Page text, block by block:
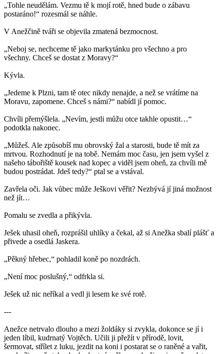
„Tohle neudělám. Vezmu tě k mojí rotě, hned bude o zábavu
postaráno!“ rozesmál se náhle.
V Anežčině tváři se objevila zmatená bezmocnost.
„Neboj se, nechceme tě jako markytánku pro všechno a pro
všechny. Chceš se dostat z Moravy?“
Kývla.
„Jedeme k Plzni, tam tě otec nikdy nenajde, a než se vrátíme na
Moravu, zapomene. Chceš s námi?“ nabídl jí pomoc.
Chvíli přemýšlela. „Nevím, jestli můžu otce takhle opustit…“
podotkla nakonec.
„Můžeš. Ale způsobíš mu obrovský žal a starosti, bude tě mít za
mrtvou. Rozhodnutí je na tobě. Nemám moc času, jen jsem vyšel z
našeho tábořiště kousek nad kopec a viděl jsem oheň, za chvíli mě
budou postrádat. Jdeš tedy?“ ptal se a vstával.
Zavřela oči. Jak vůbec může Ješkovi věřit? Nezbývá jí jiná možnost
než jít…
Pomalu se zvedla a přikývla.
Ješek uhasil oheň, rozprášil uhlíky a čekal, až si Anežka sbalí plášť a
přivede a osedlá Jaskera.
„Pěkný hřebec,“ pohladil koně po nozdrách.
„Není moc poslušný,“ odfrkla si.
Ješek už nic neříkal a vedl ji lesem ke své rotě.
---
Anežce netrvalo dlouho a mezi žoldáky si zvykla, dokonce se jí i
jeden líbil, kudrnatý Vojtěch. Učili ji přežít v přírodě, lovit,
šermovat, střílet z luku, jezdit na koni i postarat se o raněné a vařit,